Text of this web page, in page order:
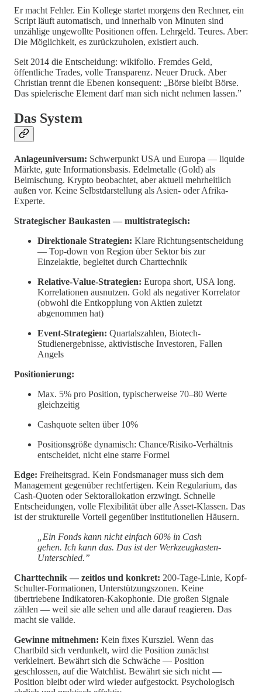
Er macht Fehler. Ein Kollege startet morgens den Rechner, ein
Script läuft automatisch, und innerhalb von Minuten sind
unzählige ungewollte Positionen offen. Lehrgeld. Teures. Aber:
Die Möglichkeit, es zurückzuholen, existiert auch.
Seit 2014 die Entscheidung: wikifolio. Fremdes Geld,
öffentliche Trades, volle Transparenz. Neuer Druck. Aber
Christian trennt die Ebenen konsequent: „Börse bleibt Börse.
Das spielerische Element darf man sich nicht nehmen lassen.”
Das System
Anlageuniversum: Schwerpunkt USA und Europa — liquide
Märkte, gute Informationsbasis. Edelmetalle (Gold) als
Beimischung. Krypto beobachtet, aber aktuell mehrheitlich
außen vor. Keine Selbstdarstellung als Asien- oder Afrika-
Experte.
Strategischer Baukasten — multistrategisch:
Direktionale Strategien: Klare Richtungsentscheidung
— Top-down von Region über Sektor bis zur
Einzelaktie, begleitet durch Charttechnik
Relative-Value-Strategien: Europa short, USA long.
Korrelationen ausnutzen. Gold als negativer Korrelator
(obwohl die Entkopplung von Aktien zuletzt
abgenommen hat)
Event-Strategien: Quartalszahlen, Biotech-
Studienergebnisse, aktivistische Investoren, Fallen
Angels
Positionierung:
Max. 5% pro Position, typischerweise 70–80 Werte
gleichzeitig
Cashquote selten über 10%
Positionsgröße dynamisch: Chance/Risiko-Verhältnis
entscheidet, nicht eine starre Formel
Edge: Freiheitsgrad. Kein Fondsmanager muss sich dem
Management gegenüber rechtfertigen. Kein Regularium, das
Cash-Quoten oder Sektorallokation erzwingt. Schnelle
Entscheidungen, volle Flexibilität über alle Asset-Klassen. Das
ist der strukturelle Vorteil gegenüber institutionellen Häusern.
„Ein Fonds kann nicht einfach 60% in Cash
gehen. Ich kann das. Das ist der Werkzeugkasten-
Unterschied.”
Charttechnik — zeitlos und konkret: 200-Tage-Linie, Kopf-
Schulter-Formationen, Unterstützungszonen. Keine
übertriebene Indikatoren-Kakophonie. Die großen Signale
zählen — weil sie alle sehen und alle darauf reagieren. Das
macht sie valide.
Gewinne mitnehmen: Kein fixes Kursziel. Wenn das
Chartbild sich verdunkelt, wird die Position zunächst
verkleinert. Bewährt sich die Schwäche — Position
geschlossen, auf die Watchlist. Bewährt sie sich nicht —
Position bleibt oder wird wieder aufgestockt. Psychologisch